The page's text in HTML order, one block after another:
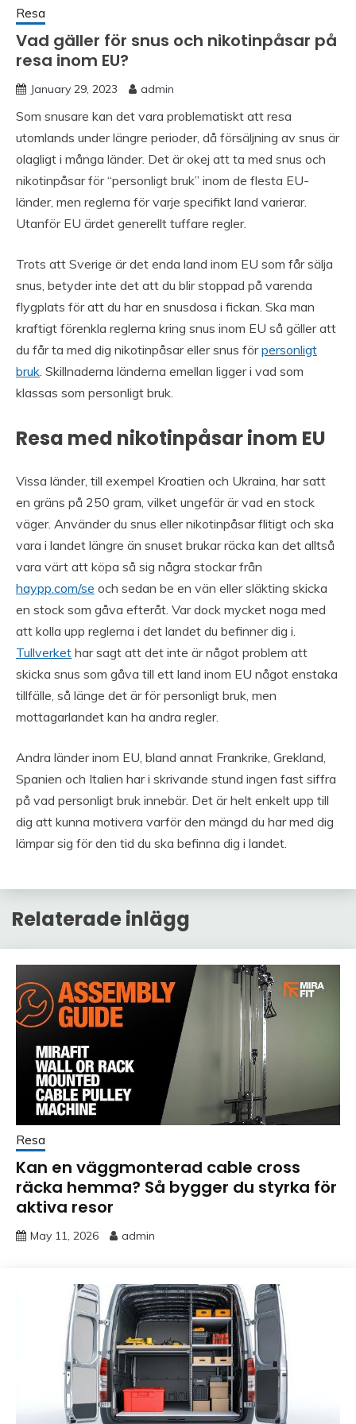
Resa
Vad gäller för snus och nikotinpåsar på
resa inom EU?
January 29, 2023 admin
Som snusare kan det vara problematiskt att resa
utomlands under längre perioder, då försäljning av snus är
olagligt i många länder. Det är okej att ta med snus och
nikotinpåsar för “personligt bruk” inom de flesta EU-
länder, men reglerna för varje specifikt land varierar.
Utanför EU ärdet generellt tuffare regler.
Trots att Sverige är det enda land inom EU som får sälja
snus, betyder inte det att du blir stoppad på varenda
flygplats för att du har en snusdosa i fickan. Ska man
kraftigt förenkla reglerna kring snus inom EU så gäller att
du får ta med dig nikotinpåsar eller snus förpersonligt
bruk . Skillnaderna länderna emellan ligger i vad som
klassas som personligt bruk.
Resa med nikotinpåsar inom EU
Vissa länder, till exempel Kroatien och Ukraina, har satt
en gräns på 250 gram, vilket ungefär är vad en stock
väger. Använder du snus eller nikotinpåsar flitigt och ska
vara i landet längre än snuset brukar räcka kan det alltså
vara värt att köpa så sig några stockar från
haypp.com/se och sedan be en vän eller släkting skicka
en stock som gåva efteråt. Var dock mycket noga med
att kolla upp reglerna i det landet du befinner dig i.
Tullverket har sagt att det inte är något problem att
skicka snus som gåva till ett land inom EU något enstaka
tillfälle, så länge det är för personligt bruk, men
mottagarlandet kan ha andra regler.
Andra länder inom EU, bland annat Frankrike, Grekland,
Spanien och Italien har i skrivande stund ingen fast siffra
på vad personligt bruk innebär. Det är helt enkelt upp till
dig att kunna motivera varför den mängd du har med dig
lämpar sig för den tid du ska befinna dig i landet.
Relaterade inlägg
Resa
Kan en väggmonterad cable cross
räcka hemma? Så bygger du styrka för
aktiva resor
May 11, 2026 admin